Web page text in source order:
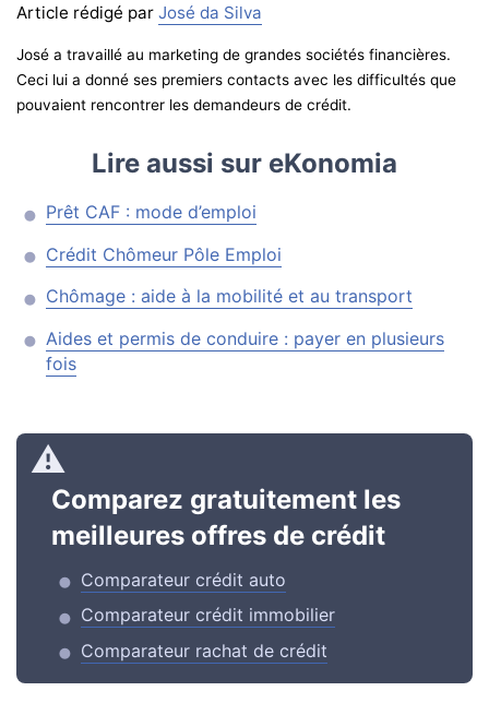
Article rédigé par José da Silva
José a travaillé au marketing de grandes sociétés financières.
Ceci lui a donné ses premiers contacts avec les difficultés que
pouvaient rencontrer les demandeurs de crédit.
Lire aussi sur eKonomia
Prêt CAF : mode d’emploi
Crédit Chômeur Pôle Emploi
Chômage : aide à la mobilité et au transport
Aides et permis de conduire : payer en plusieurs
fois
Comparez gratuitement les
meilleures offres de crédit
Comparateur crédit auto
Comparateur crédit immobilier
Comparateur rachat de crédit